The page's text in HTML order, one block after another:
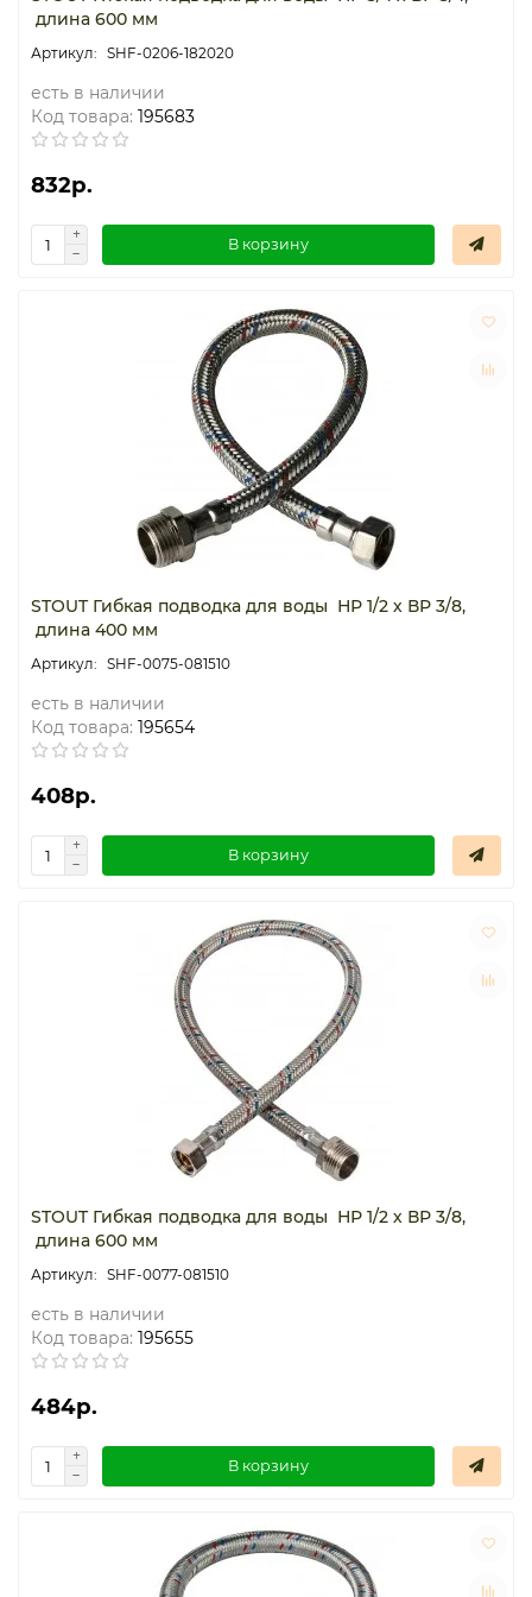
Термостаты накладные
длина 600 мм
SHF-0206-182020
есть в наличии
Код товара: 195683
832р.
В корзину
STOUT Гибкая подводка для воды НР 1/2 х ВР 3/8,
длина 400 мм
SHF-0075-081510
есть в наличии
Код товара: 195654
408р.
В корзину
STOUT Гибкая подводка для воды НР 1/2 х ВР 3/8,
длина 600 мм
SHF-0077-081510
есть в наличии
Код товара: 195655
484р.
В корзину